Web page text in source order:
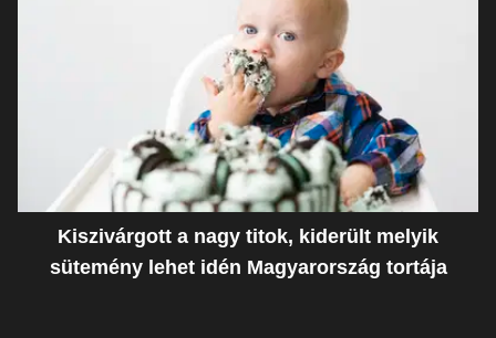
Kiszivárgott a nagy titok, kiderült melyik
sütemény lehet idén Magyarország tortája